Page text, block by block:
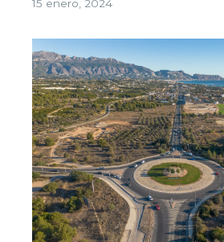
15 enero, 2024